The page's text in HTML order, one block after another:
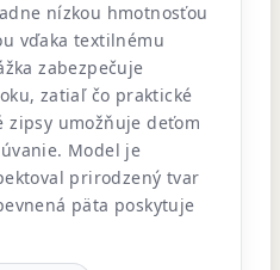
nízkou hmotnosťou
vďaka textilnému
zabezpečuje
zatiaľ čo praktické
zipsy umožňuje deťom
Model je
prirodzený tvar
päta poskytuje